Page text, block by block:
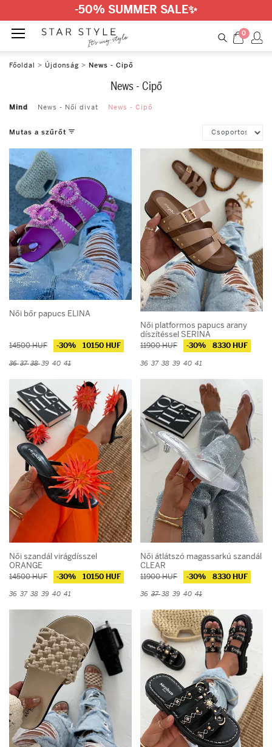
-50% SUMMER SALE✨
0
Főoldal > Újdonság > News - Cipő
News - Cipő
Mind News - Női divat News - Cipő
Mutas a szűrőt
Méret
36
37
38
39
40
41
Szín
White
Black
Beige
Red
Pink
Blue
Yellow
Brown
Khaki
Fuchsia
Purple
Gold
Multicolor
Ár
Női bőr papucs ELINA
14500 HUF -30% 10150 HUF
36373839 40 41
Női platformos papucs arany
díszítéssel SERINA
11900 HUF -30% 8330 HUF
36 37 38 39 40 41
Női szandál virágdísszel
ORANGE
14500 HUF -30% 10150 HUF
36 37 38 39 40 41
Női átlátszó magassarkú szandál
CLEAR
11900 HUF -30% 8330 HUF
36 3738 39 40 41